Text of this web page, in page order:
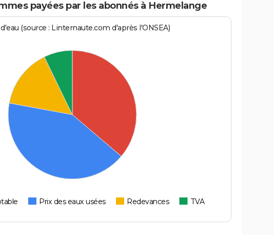
payées par les abonnés à Hermelange
(source : Linternaute.com d'après l'ONSEA)
Prix des eaux usées Redevances TVA